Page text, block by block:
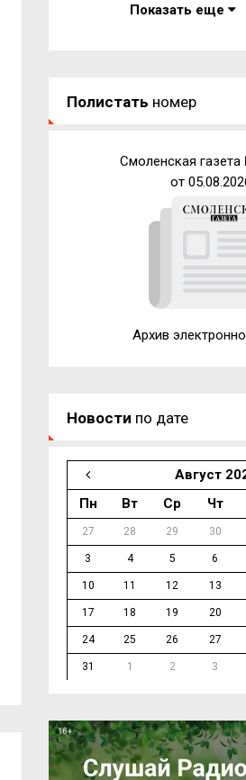
Показать еще
Полистать номер
Смоленская
от
Архив
Новости по дате
Август
Пн
Вт Ср Чт
27 28 29 30
3 4 5 6
10 11 12 13
17 18 19 20
24 25 26 27
31 1 2 3